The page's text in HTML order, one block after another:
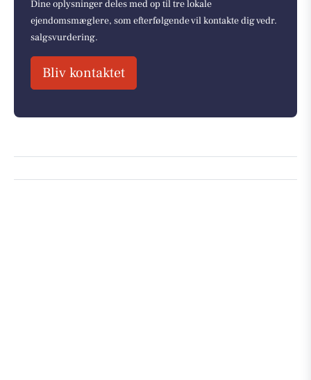
Dine oplysninger deles med op til tre lokale
ejendomsmæglere, som efterfølgende vil kontakte dig vedr.
salgsvurdering.
Bliv kontaktet